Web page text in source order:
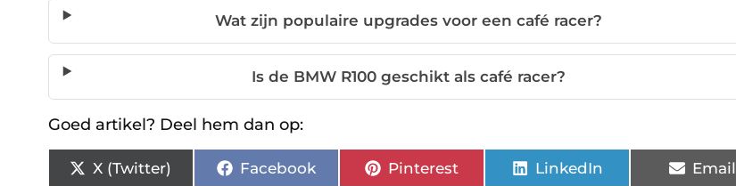
Wat zijn populaire upgrades voor een café racer?
Is de BMW R100 geschikt als café racer?
Goed artikel? Deel hem dan op:
X (Twitter) Facebook Pinterest LinkedIn Email